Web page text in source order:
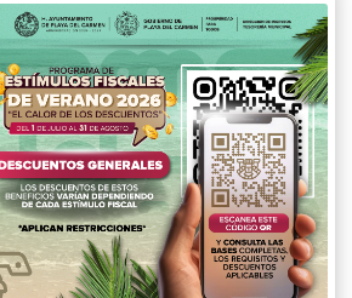
en medio
a la FIFA